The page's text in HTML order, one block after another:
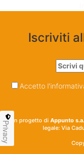
Iscriviti
Accetto
Un progetto di Appunto
legale: Via
Privacy